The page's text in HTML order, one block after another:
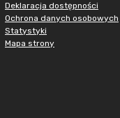
Deklaracja dostępności
Ochrona danych osobowych
Statystyki
Mapa strony